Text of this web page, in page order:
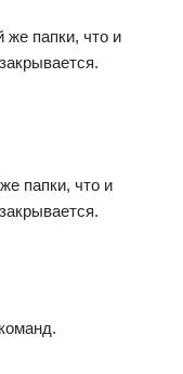
папки, что и
папки, что и